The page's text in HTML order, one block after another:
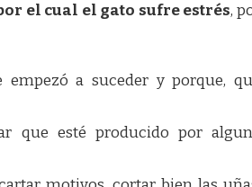
el cual el gato sufre estrés,
a suceder y porque,
que esté producido por